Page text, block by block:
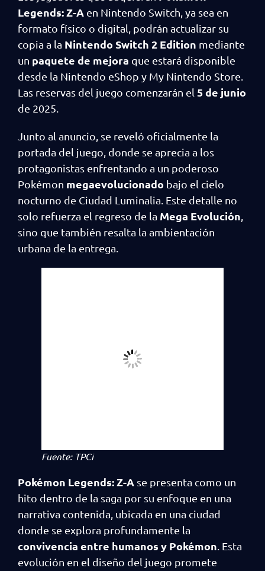
Legends: Z-A en Nintendo Switch, ya sea en
formato físico o digital, podrán actualizar su
copia a la Nintendo Switch 2 Edition mediante
un paquete de mejora que estará disponible
desde la Nintendo eShop y My Nintendo Store.
Las reservas del juego comenzarán el 5 de junio
de 2025.
Junto al anuncio, se reveló oficialmente la
portada del juego, donde se aprecia a los
protagonistas enfrentando a un poderoso
Pokémon megaevolucionado bajo el cielo
nocturno de Ciudad Luminalia. Este detalle no
solo refuerza el regreso de la Mega Evolución
sino que también resalta la ambientación
urbana de la entrega.
Fuente: TPCi
Pokémon Legends: Z-A se presenta como un
hito dentro de la saga por su enfoque en una
narrativa contenida, ubicada en una ciudad
donde se explora profundamente la
convivencia entre humanos y Pokémon . Esta
evolución en el diseño del juego promete